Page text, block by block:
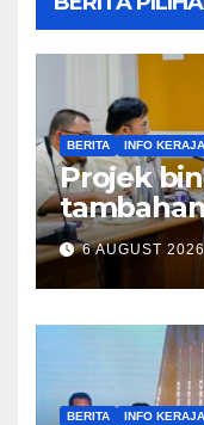
BERITA INFO
Projek
Disember
6 AUGUST 2026
BERITA INFO